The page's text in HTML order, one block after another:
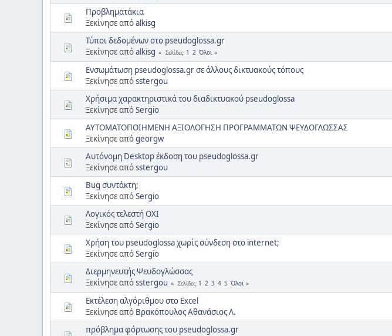
Προβληματάκια
Ξεκίνησε απόalkisg
Τύποι δεδομένων στο pseudoglossa.gr
Ξεκίνησε απόalkisg Σελίδες 1 2 Όλοι
Ενσωμάτωση pseudoglossa.gr σε άλλους δικτυακούς τόπους
Ξεκίνησε απόsstergou
Χρήσιμα χαρακτηριστικά του διαδικτυακού pseudoglossa
Ξεκίνησε απόSergio
ΑΥΤΟΜΑΤΟΠΟΙΗΜΕΝΗ ΑΞΙΟΛΟΓΗΣΗ ΠΡΟΓΡΑΜΜΑΤΩΝ ΨΕΥΔΟΓΛΩΣΣΑΣ
Ξεκίνησε απόgeorgw
Αυτόνομη Desktop έκδοση του pseudoglossa.gr
Ξεκίνησε απόsstergou
Bug συντάκτη;
Ξεκίνησε απόSergio
Λογικός τελεστή ΟΧΙ
Ξεκίνησε απόSergio
Χρήση του pseudoglossa χωρίς σύνδεση στο internet;
Ξεκίνησε απόSergio
Διερμηνευτής Ψευδογλώσσας
Ξεκίνησε απόsstergou Σελίδες 1 2 3 4 5 Όλοι
Εκτέλεση αλγόριθμου στο Excel
Ξεκίνησε από Βρακόπουλος Αθανάσιος Λ.
πρόβλημα φόρτωσης του pseudoglossa.gr